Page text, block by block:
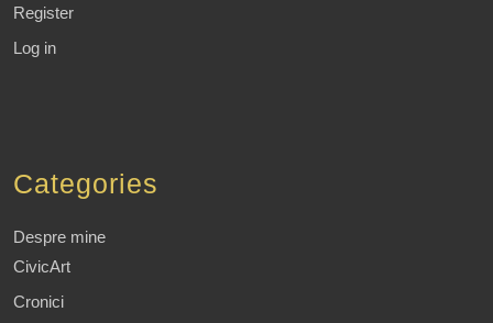
Register
Log in
Categories
Despre mine
CivicArt
Cronici